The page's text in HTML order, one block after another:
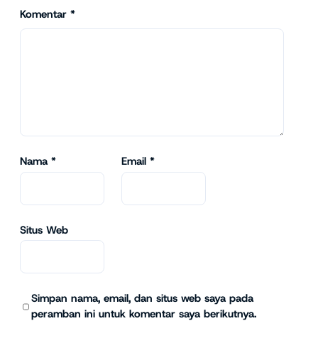
Komentar *
Nama * Email *
Situs Web
Simpan nama, email, dan situs web saya pada
peramban ini untuk komentar saya berikutnya.